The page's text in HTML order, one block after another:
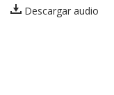
Descargar audio